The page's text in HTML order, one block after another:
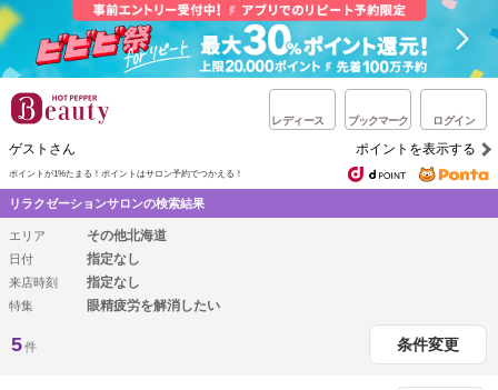
レディース ブックマーク ログイン
ゲストさん ポイントを表示する
ポイントが1%たまる！ ポイントはサロン予約でつかえる！
リラクゼーションサロンの検索結果
エリア その他北海道
日付 指定なし
来店時刻 指定なし
特集 眼精疲労を解消したい
5件 条件変更